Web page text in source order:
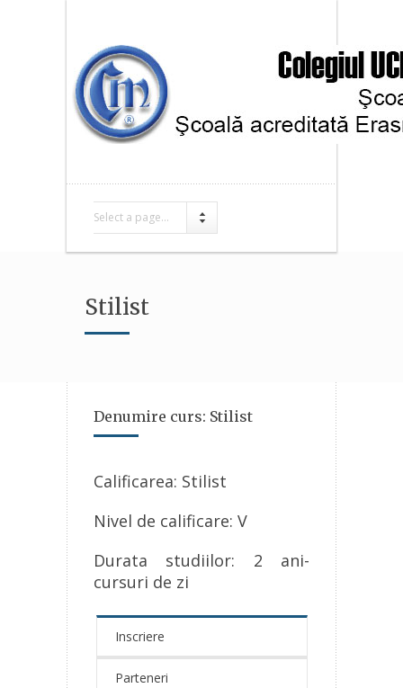
Select a page...
Stilist
Denumire curs: Stilist
Calificarea: Stilist
Nivel de calificare: V
Durata studiilor: 2 ani-
cursuri de zi
Inscriere
Parteneri